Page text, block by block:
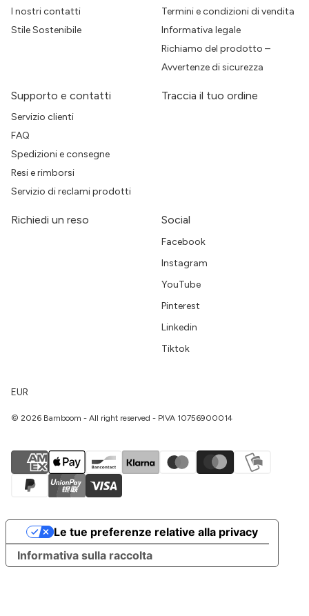
I nostri contatti
Stile Sostenibile
Termini e condizioni di vendita
Informativa legale
Richiamo del prodotto –
Avvertenze di sicurezza
Supporto e contatti
Servizio clienti
FAQ
Spedizioni e consegne
Resi e rimborsi
Servizio di reclami prodotti
Traccia il tuo ordine
Richiedi un reso Social
Facebook
Instagram
YouTube
Pinterest
Linkedin
Tiktok
EUR
© 2026 Bamboom - All right reserved - PIVA 10756900014
Informativa sulla raccolta
Le tue preferenze relative alla privacy